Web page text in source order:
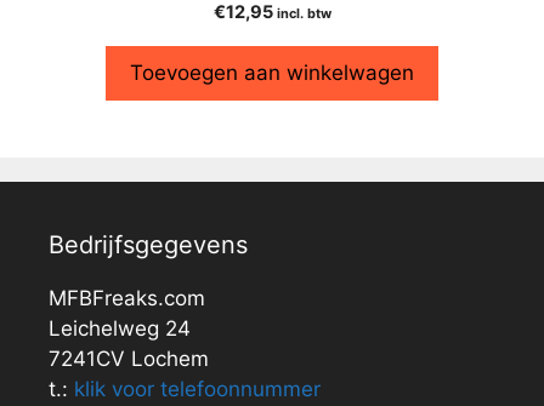
€12,95 incl. btw
Toevoegen aan winkelwagen
Bedrijfsgegevens
MFBFreaks.com
Leichelweg 24
7241CV Lochem
t.: klik voor telefoonnummer